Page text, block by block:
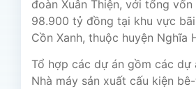
đoàn Xuân Thiện, với tổng
98.900 tỷ đồng tại khu vực
Cồn Xanh, thuộc huyện Nghĩa
Tổ hợp các dự án gồm các dự
Nhà máy sản xuất cấu kiện